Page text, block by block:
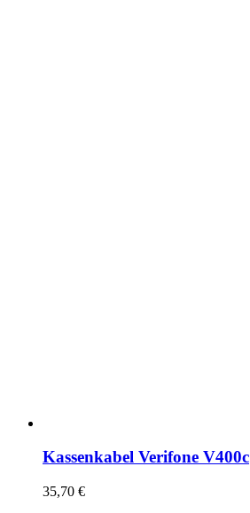
Kassenkabel Verifone V400c
35,70 €